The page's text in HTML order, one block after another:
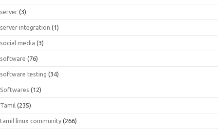
server (3)
server integration (1)
social media (3)
software (76)
software testing (34)
Softwares (12)
Tamil (235)
tamil linux community (266)